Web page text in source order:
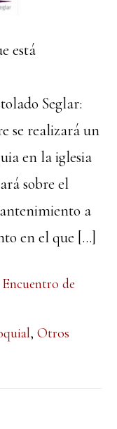
está
Seglar:
se realizará un
en la iglesia
sobre el
a
en el que […]
Encuentro de
,Otros